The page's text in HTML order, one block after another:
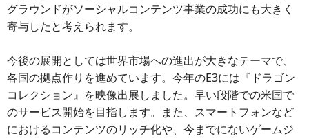
グラウンドがソーシャルコンテンツ事業の成功にも大きく
寄与したと考えられます。
今後の展開としては世界市場への進出が大きなテーマで、
各国の拠点作りを進めています。今年のE3には『ドラゴン
コレクション』を映像出展しました。早い段階での米国で
のサービス開始を目指します。また、スマートフォンなど
におけるコンテンツのリッチ化や、今までにないゲームジ